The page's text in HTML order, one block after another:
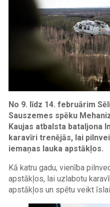
No 9. līdz 14. februārim
Sauszemes spēku
Kaujas atbalsta bataljona
karavīri trenējās, lai
iemaņas lauka apstākļos.
Kā katru gadu, vienība
apstākļos, lai uzlabotu
apstākļos un spētu veikt